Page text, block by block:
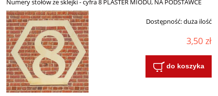
Numery stołów ze sklejki - cyfra 8 PLASTER MIODU, NA PODSTAWCE
Dostępność:duża ilość
3,50 zł
do koszyka